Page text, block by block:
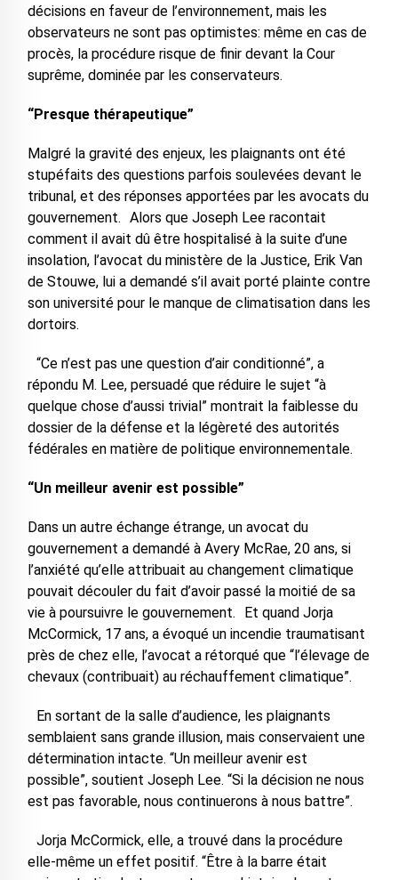
décisions en faveur de l’environnement, mais les
observateurs ne sont pas optimistes: même en cas de
procès, la procédure risque de finir devant la Cour
suprême, dominée par les conservateurs.
“Presque thérapeutique”
Malgré la gravité des enjeux, les plaignants ont été
stupéfaits des questions parfois soulevées devant le
tribunal, et des réponses apportées par les avocats du
gouvernement. Alors que Joseph Lee racontait
comment il avait dû être hospitalisé à la suite d’une
insolation, l’avocat du ministère de la Justice, Erik Van
de Stouwe, lui a demandé s’il avait porté plainte contre
son université pour le manque de climatisation dans les
dortoirs.
“Ce n’est pas une question d’air conditionné”, a
répondu M. Lee, persuadé que réduire le sujet “à
quelque chose d’aussi trivial” montrait la faiblesse du
dossier de la défense et la légèreté des autorités
fédérales en matière de politique environnementale.
“Un meilleur avenir est possible”
Dans un autre échange étrange, un avocat du
gouvernement a demandé à Avery McRae, 20 ans, si
l’anxiété qu’elle attribuait au changement climatique
pouvait découler du fait d’avoir passé la moitié de sa
vie à poursuivre le gouvernement. Et quand Jorja
McCormick, 17 ans, a évoqué un incendie traumatisant
près de chez elle, l’avocat a rétorqué que “l’élevage de
chevaux (contribuait) au réchauffement climatique”.
En sortant de la salle d’audience, les plaignants
semblaient sans grande illusion, mais conservaient une
détermination intacte. “Un meilleur avenir est
possible”, soutient Joseph Lee. “Si la décision ne nous
est pas favorable, nous continuerons à nous battre”.
Jorja McCormick, elle, a trouvé dans la procédure
elle-même un effet positif. “Être à la barre était